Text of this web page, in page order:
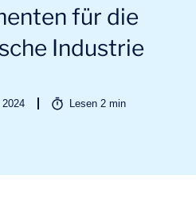
für die
Industrie
Lesen2 min